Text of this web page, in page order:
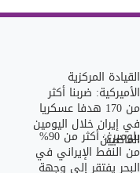
القيادة المركزية
الأميركية: ضربنا أكثر
من 170 هدفا عسكريا
في إيران خلال اليومين
الماضيين بلومبرغ: أكثر من 90%
من النفط الإيراني في
البحر يفتقر إلى وجهة